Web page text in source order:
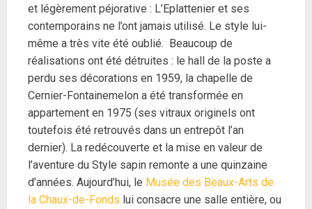
et légèrement péjorative : L’Eplattenier et ses
contemporains ne l’ont jamais utilisé. Le style lui-
même a très vite été oublié. Beaucoup de
réalisations ont été détruites : le hall de la poste a
perdu ses décorations en 1959, la chapelle de
Cernier-Fontainemelon a été transformée en
appartement en 1975 (ses vitraux originels ont
toutefois été retrouvés dans un entrepôt l’an
dernier). La redécouverte et la mise en valeur de
l’aventure du Style sapin remonte a une quinzaine
d’années. Aujourd’hui, le Musée des Beaux-Arts de
la Chaux-de-Fonds lui consacre une salle entière, ou